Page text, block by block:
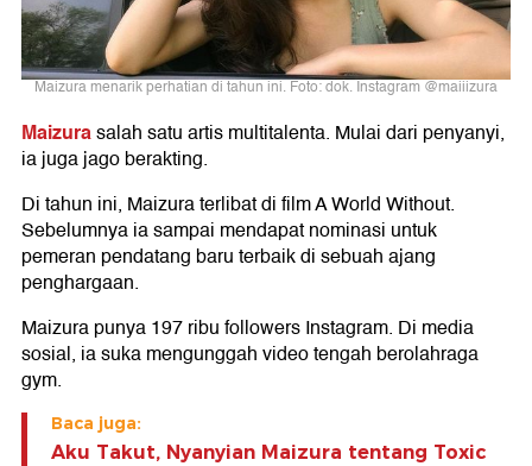
Maizura menarik perhatian di tahun ini. Foto: dok. Instagram @maiiizura
Maizurasalah satu artis multitalenta. Mulai dari penyanyi,
ia juga jago berakting.
Di tahun ini, Maizura terlibat di film A World Without.
Sebelumnya ia sampai mendapat nominasi untuk
pemeran pendatang baru terbaik di sebuah ajang
penghargaan.
Maizura punya 197 ribu followers Instagram. Di media
sosial, ia suka mengunggah video tengah berolahraga
gym.
Baca juga:
Aku Takut, Nyanyian Maizura tentang Toxic